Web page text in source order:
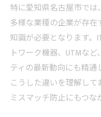
特に愛知県名古屋市で
多様な業種の企業が存
知識が必要となります。
トワーク機器、UTMな
ティの最新動向にも精通
こうした違いを理解し
ミスマッチ防止にもつな